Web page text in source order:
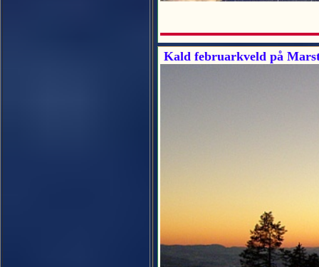
Kald februarkveld på